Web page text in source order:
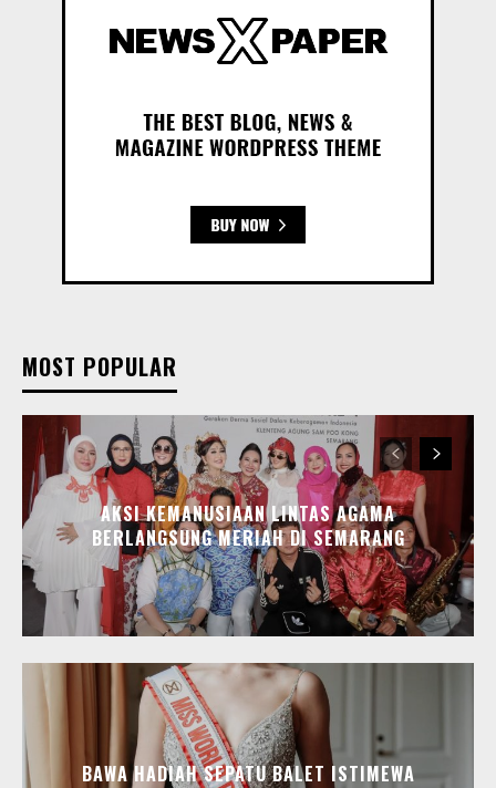
MOST POPULAR
AKSI KEMANUSIAAN LINTAS AGAMA
BERLANGSUNG MERIAH DI SEMARANG
BAWA HADIAH SEPATU BALET ISTIMEWA